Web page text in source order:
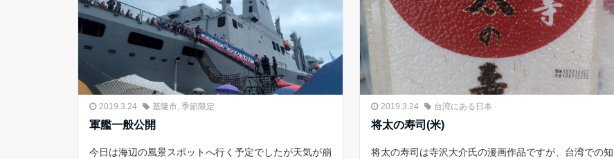
2019.3.24 基隆市, 季節限定
軍艦一般公開
今日は海辺の風景スポットへ行く予定でしたが天気が崩
2019.3.24 台湾にある日本
将太の寿司(米)
将太の寿司は寺沢大介氏の漫画作品ですが、台湾での知